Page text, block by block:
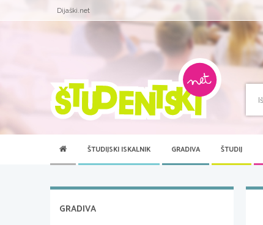
Dijaški.net
ŠTUDIJSKI ISKALNIK GRADIVA ŠTUDIJ
GRADIVA